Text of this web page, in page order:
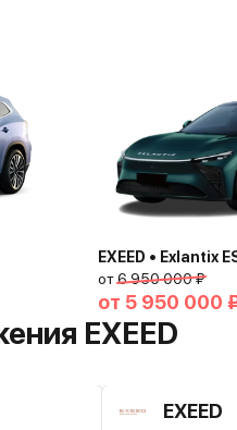
EXEED • Exlantix
от6 950 000 ₽
от 5 950 000
EXEED
EXEED